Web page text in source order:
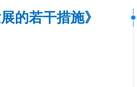
的若干措施》